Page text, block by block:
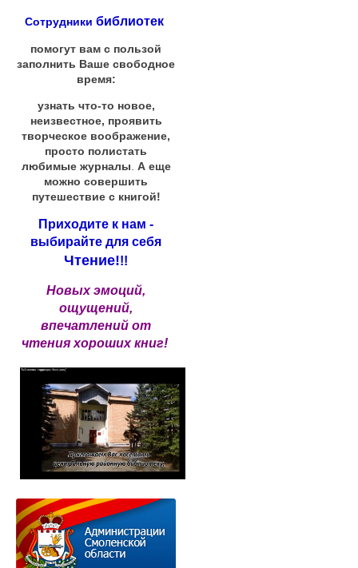
Сотрудники библиотек
помогут вам с пользой
заполнить Ваше свободное
время:
узнать что-то новое,
неизвестное, проявить
творческое воображение,
просто полистать
любимые журналы А еще
можно совершить
путешествие с книгой!
Приходите к нам -
выбирайте для себя
Чтение!!!
Новых эмоций,
ощущений,
впечатлений от
чтения хороших книг!